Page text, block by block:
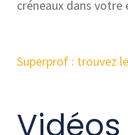
créneaux dans
Superprof : trouvez